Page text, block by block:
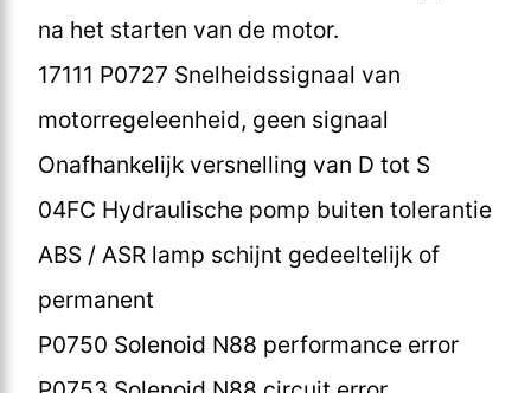
na het starten van de motor.
17111 P0727 Snelheidssignaal van
motorregeleenheid, geen signaal
Onafhankelijk versnelling van D tot S
04FC Hydraulische pomp buiten tolerantie
ABS / ASR lamp schijnt gedeeltelijk of
permanent
P0750 Solenoid N88 performance error